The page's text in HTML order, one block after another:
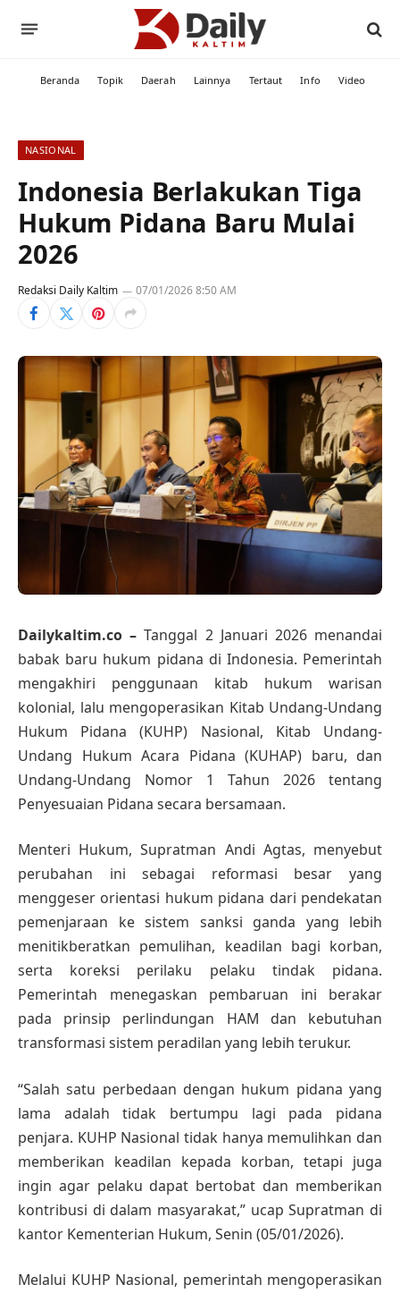
Beranda Topik Daerah Lainnya Tertaut Info Video
NASIONAL
Indonesia Berlakukan Tiga
Hukum Pidana Baru Mulai
2026
Redaksi Daily Kaltim 07/01/2026 8:50 AM
Dailykaltim.co –Tanggal 2 Januari 2026 menandai
babak baru hukum pidana di Indonesia. Pemerintah
mengakhiri penggunaan kitab hukum warisan
kolonial, lalu mengoperasikan Kitab Undang-Undang
Hukum Pidana (KUHP) Nasional, Kitab Undang-
Undang Hukum Acara Pidana (KUHAP) baru, dan
Undang-Undang Nomor 1 Tahun 2026 tentang
Penyesuaian Pidana secara bersamaan.
Menteri Hukum, Supratman Andi Agtas, menyebut
perubahan ini sebagai reformasi besar yang
menggeser orientasi hukum pidana dari pendekatan
pemenjaraan ke sistem sanksi ganda yang lebih
menitikberatkan pemulihan, keadilan bagi korban,
serta koreksi perilaku pelaku tindak pidana.
Pemerintah menegaskan pembaruan ini berakar
pada prinsip perlindungan HAM dan kebutuhan
transformasi sistem peradilan yang lebih terukur.
“Salah satu perbedaan dengan hukum pidana yang
lama adalah tidak bertumpu lagi pada pidana
penjara. KUHP Nasional tidak hanya memulihkan dan
memberikan keadilan kepada korban, tetapi juga
ingin agar pelaku dapat bertobat dan memberikan
kontribusi di dalam masyarakat,” ucap Supratman di
kantor Kementerian Hukum, Senin (05/01/2026).
Melalui KUHP Nasional, pemerintah mengoperasikan